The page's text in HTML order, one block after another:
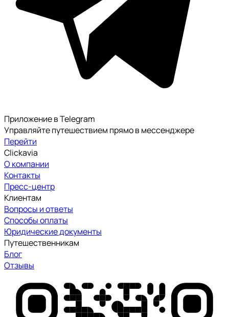
Приложение в Telegram
Управляйте путешествием прямо в мессенджере
Перейти
Clickavia
О компании
Контакты
Пресс-центр
Клиентам
Вопросы и ответы
Способы оплаты
Юридические документы
Путешественникам
Блог
Отзывы